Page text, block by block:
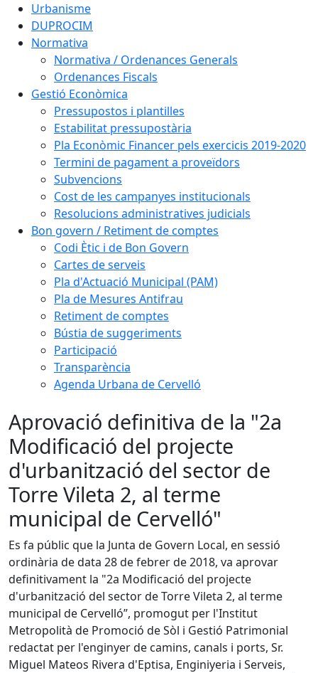
Urbanisme
DUPROCIM
Normativa
Normativa / Ordenances Generals
Ordenances Fiscals
Gestió Econòmica
Pressupostos i plantilles
Estabilitat pressupostària
Pla Econòmic Financer pels exercicis 2019-2020
Termini de pagament a proveïdors
Subvencions
Cost de les campanyes institucionals
Resolucions administratives judicials
Bon govern / Retiment de comptes
Codi Ètic i de Bon Govern
Cartes de serveis
Pla d'Actuació Municipal (PAM)
Pla de Mesures Antifrau
Retiment de comptes
Bústia de suggeriments
Participació
Transparència
Agenda Urbana de Cervelló
Aprovació definitiva de la "2a
Modificació del projecte
d'urbanització del sector de
Torre Vileta 2, al terme
municipal de Cervelló"
Es fa públic que la Junta de Govern Local, en sessió
ordinària de data 28 de febrer de 2018, va aprovar
definitivament la "2a Modificació del projecte
d'urbanització del sector de Torre Vileta 2, al terme
municipal de Cervelló”, promogut per l'Institut
Metropolità de Promoció de Sòl i Gestió Patrimonial
redactat per l'enginyer de camins, canals i ports, Sr.
Miguel Mateos Rivera d'Eptisa, Enginiyeria i Serveis,